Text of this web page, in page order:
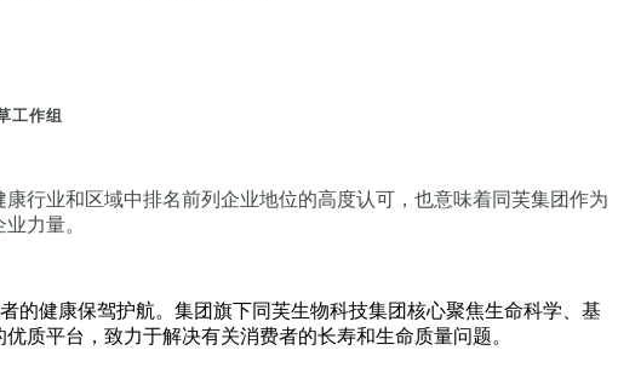
工作组
行业和区域中排名前列企业地位的高度认可，也意味着同芙集团作为
力量。
的健康保驾护航。集团旗下同芙生物科技集团核心聚焦生命科学、基
质平台，致力于解决有关消费者的长寿和生命质量问题。